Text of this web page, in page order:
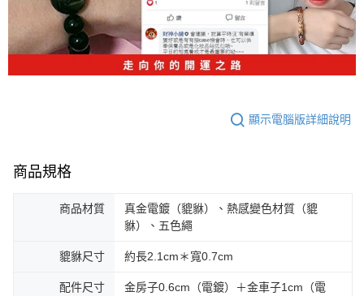
顯示電腦版詳細說明
商品規格
商品材質
真金電鍍（貔貅）、熱感變色材質（貔
貅）、五色繩
貔貅尺寸 約長2.1cm＊寬0.7cm
配件尺寸
金房子0.6cm（電鍍）＋金車子1cm（電